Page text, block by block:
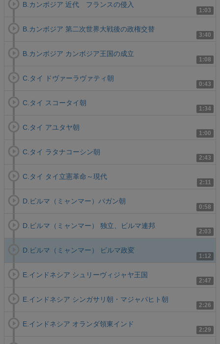
1:03
B.カンボジア 近代 フランスの侵入
3:40
B.カンボジア 第二次世界大戦後の政権交替
1:08
B.カンボジア カンボジア王国の成立
0:43
C.タイ ドヴァーラヴァティ朝
1:34
C.タイ スコータイ朝
1:00
C.タイ アユタヤ朝
2:43
C.タイ ラタナコーシン朝
2:11
C.タイ タイ立憲革命～現代
0:58
D.ビルマ（ミャンマー）パガン朝
2:03
D.ビルマ（ミャンマー） 独立、ビルマ連邦
1:12
D.ビルマ（ミャンマー） ビルマ政変
2:47
E.インドネシア シュリーヴィジャヤ王国
2:26
E.インドネシア シンガサリ朝・マジャパヒト朝
2:29
E.インドネシア オランダ領東インド